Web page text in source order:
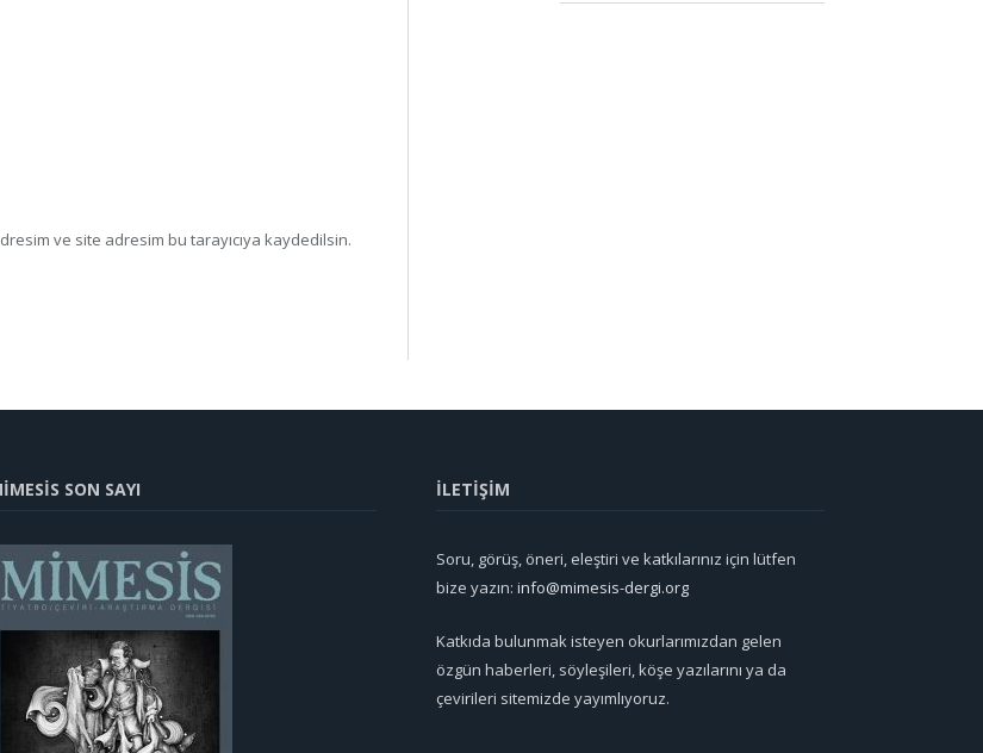
ve site adresim bu tarayıcıya kaydedilsin.
SON SAYI İLETİŞİM
Soru, görüş, öneri, eleştiri ve katkılarınız için lütfen
bize yazın: info@mimesis-dergi.org
Katkıda bulunmak isteyen okurlarımızdan gelen
özgün haberleri, söyleşileri, köşe yazılarını ya da
çevirileri sitemizde yayımlıyoruz.